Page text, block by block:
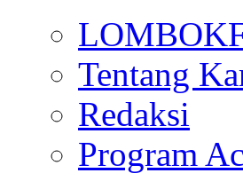
Tentang
Redaksi
Program